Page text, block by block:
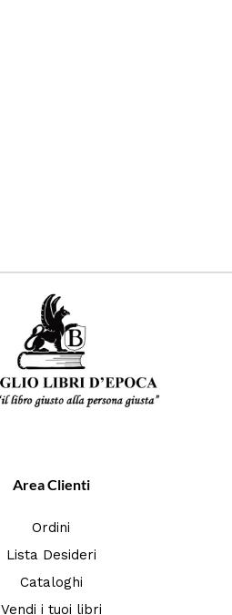
Area Clienti
Ordini
Lista Desideri
Cataloghi
Vendi i tuoi libri